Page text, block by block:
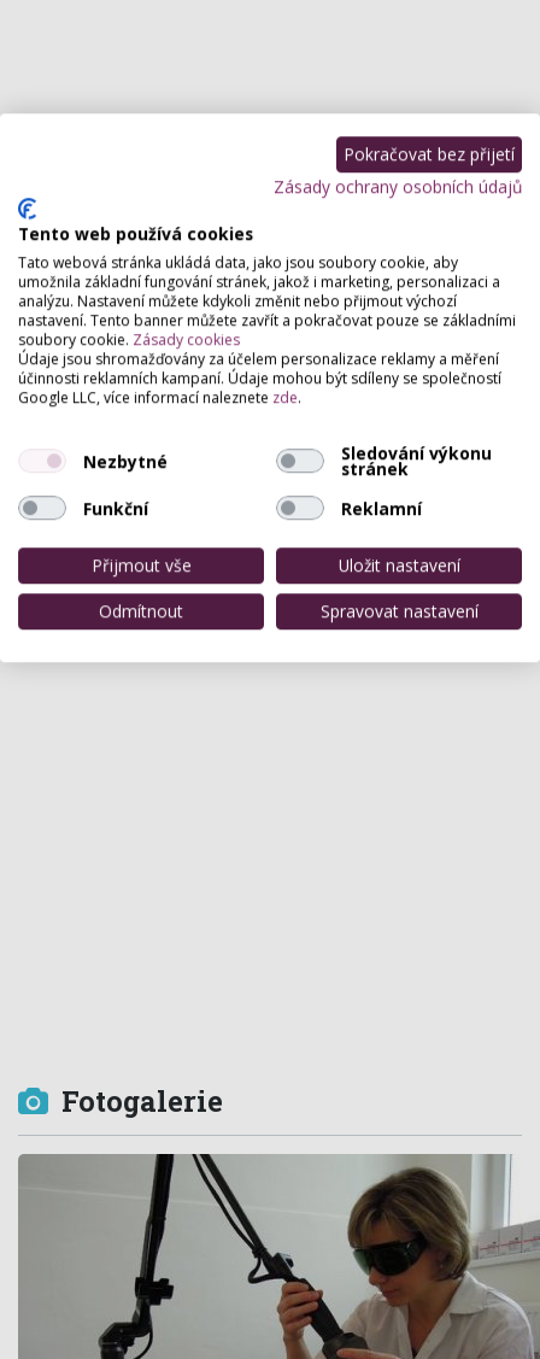
Fotogalerie
Pokračovat bez přijetí
Zásady ochrany osobních údajů
Tento web používá cookies
Tato webová stránka ukládá data, jako jsou soubory cookie, aby
umožnila základní fungování stránek, jakož i marketing, personalizaci a
analýzu. Nastavení můžete kdykoli změnit nebo přijmout výchozí
nastavení. Tento banner můžete zavřít a pokračovat pouze se základními
soubory cookie. Zásady cookies
Údaje jsou shromažďovány za účelem personalizace reklamy a měření
účinnosti reklamních kampaní. Údaje mohou být sdíleny se společností
Google LLC, více informací naleznete zde.
Nezbytné Sledování výkonu
stránek
Funkční
Reklamní
Přijmout vše
Uložit nastavení
Odmítnout
Spravovat nastavení